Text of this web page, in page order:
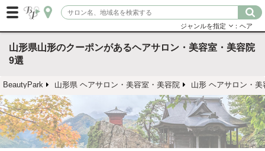
ジャンルを指定 ：ヘア
山形県山形のクーポンがあるヘアサロン・美容室・美容院
9選
BeautyPark 山形県 ヘアサロン・美容室・美容院 山形 ヘアサロン・美